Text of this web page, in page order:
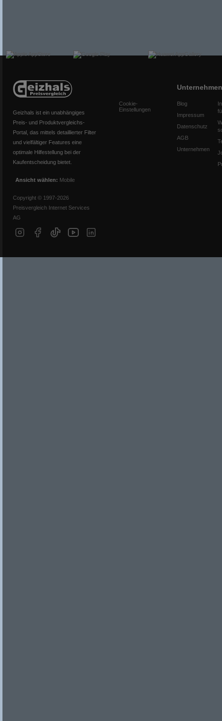
Geizhals ist ein unabhängiges
Preis- und Produktvergleichs-
Portal, das mittels detaillierter Filter
und vielfältiger Features eine
optimale Hilfestellung bei der
Kaufentscheidung bietet.
Ansicht wählen: Mobile
Copyright © 1997-2026
Preisvergleich Internet Services
AG
Cookie-
Einstellungen
Unternehmen
Blog
Impressum
Datenschutz
AGB
Unternehmen